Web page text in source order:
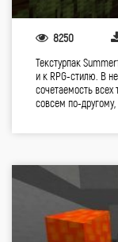
8250
Текстурпак
и к RPG-стилю. В
сочетаемость
совсем по-другому,